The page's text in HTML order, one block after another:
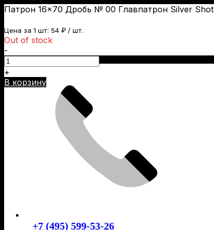
Патрон 16×70 Дробь № 00 Главпатрон Silver Shot
Цена за 1 шт: 54 ₽ / шт.
Out of stock
-
+
В корзину
Skip
to
content
+7 (495) 599-53-26